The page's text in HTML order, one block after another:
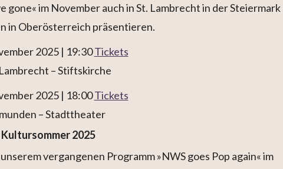
gone« im November auch in St. Lambrecht in der Steiermark
in Oberösterreich präsentieren.
2025 | 19:30Tickets
– Stiftskirche
2025 | 18:00Tickets
– Stadttheater
Kultursommer 2025
vergangenen Programm »NWS goes Pop again« im